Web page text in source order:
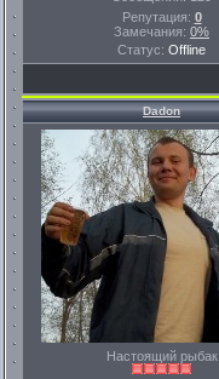
Репутация: 0
Замечания: 0%
Статус: Offline
Dadon
Настоящий рыбак